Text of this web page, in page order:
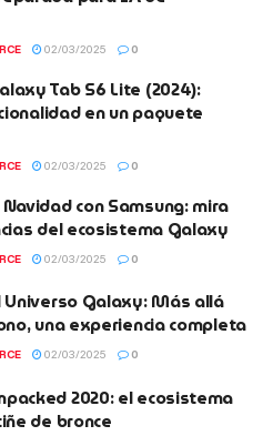
02/03/2025 0
Tab S6 Lite (2024):
en un paquete
02/03/2025 0
con Samsung: mira
del ecosistema Galaxy
02/03/2025 0
Universo Galaxy: Más allá
una experiencia completa
02/03/2025 0
2020: el ecosistema
de bronce